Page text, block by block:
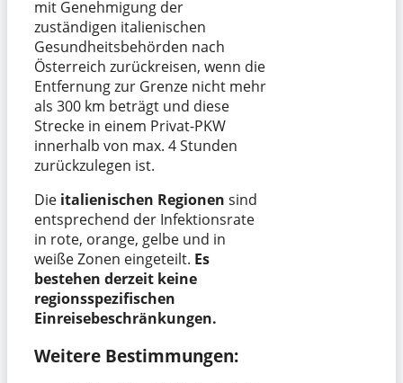
mit Genehmigung der
zuständigen italienischen
Gesundheitsbehörden nach
Österreich zurückreisen, wenn die
Entfernung zur Grenze nicht mehr
als 300 km beträgt und diese
Strecke in einem Privat-PKW
innerhalb von max. 4 Stunden
zurückzulegen ist.
Die italienischen Regionen sind
entsprechend der Infektionsrate
in rote, orange, gelbe und in
weiße Zonen eingeteilt. Es
bestehen derzeit keine
regionsspezifischen
Einreisebeschränkungen.
Weitere Bestimmungen: